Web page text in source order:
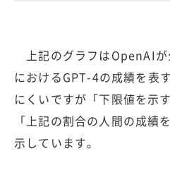
上記のグラフはOpenAI
におけるGPT-4の成績を表
にくいですが「下限値を示
「上記の割合の人間の成績
示しています。